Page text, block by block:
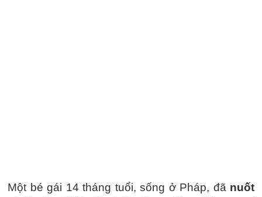
Một bé gái 14 tháng tuổi, sống ở Pháp, đã nuốt